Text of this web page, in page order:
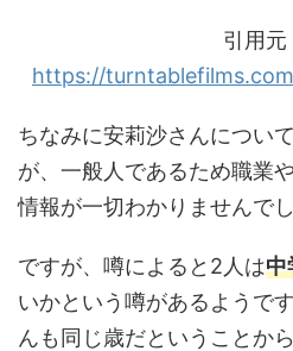
引用元
https://
ちなみに安莉沙さんについ
が、一般人であるため職業
情報が一切わかりませんでし
ですが、噂によると2人は中
いかという噂があるようで
んも同じ歳だということか